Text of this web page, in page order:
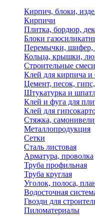
Кирпич, блоки,
Кирпичи
Плитка, бордюр,
Блоки
Перемычки, шифер,
Кольца, крышки,
Строительные
Клей для кирпича и
Цемент, песок,
Штукатурка и
Клей и фуга для
Клей для
Стяжка,
Металлопродукция
Сетки
Сталь листовая
Арматура, проволка
Труба профильная
Труба круглая
Уголок, полоса,
Водосточная
Гвозди для
Пиломатериалы